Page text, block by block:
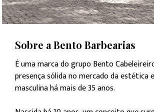
Sobre a Bento Barbearias
É uma marca do grupo Bento
presença sólida no mercado da estética
masculina há mais de 35 anos.